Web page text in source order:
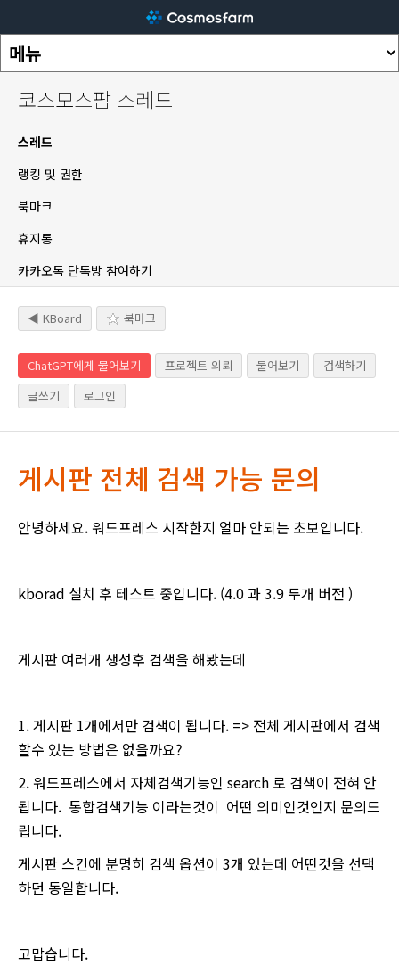
코스모스팜 스레드
스레드
랭킹 및 권한
북마크
휴지통
카카오톡 단톡방 참여하기
◀ KBoard 북마크
ChatGPT에게 물어보기 프로젝트 의뢰 물어보기
검색하기
글쓰기
로그인
게시판 전체 검색 가능 문의
안녕하세요. 워드프레스 시작한지 얼마 안되는 초보입니다.
kborad 설치 후 테스트 중입니다. (4.0 과 3.9 두개 버전 )
게시판 여러개 생성후 검색을 해봤는데
1. 게시판 1개에서만 검색이 됩니다. => 전체 게시판에서 검색
할수 있는 방법은 없을까요?
2. 워드프레스에서 자체검색기능인 search 로 검색이 전혀 안
됩니다. 통합검색기능 이라는것이 어떤 의미인것인지 문의드
립니다.
게시판 스킨에 분명히 검색 옵션이 3개 있는데 어떤것을 선택
하던 동일합니다.
고맙습니다.